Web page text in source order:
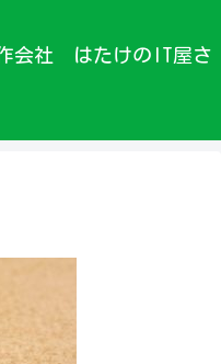
会社 はたけのIT屋さ